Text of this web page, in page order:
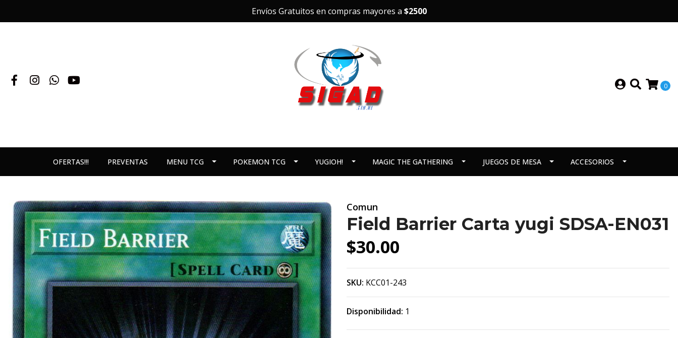
Envíos Gratuitos en compras mayores a $2500
0
OFERTAS!!! PREVENTAS MENU TCG POKEMON TCG YUGIOH! MAGIC THE GATHERING JUEGOS DE MESA ACCESORIOS
Comun
Field Barrier Carta yugi SDSA-EN031
$30.00
SKU: KCC01-243
Disponibilidad: 1